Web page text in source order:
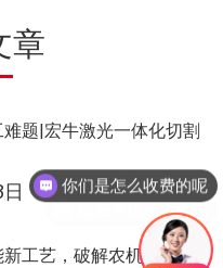
章
题|宏牛激光一体化切割
工艺，破解农机制造加
现在有优惠活动吗